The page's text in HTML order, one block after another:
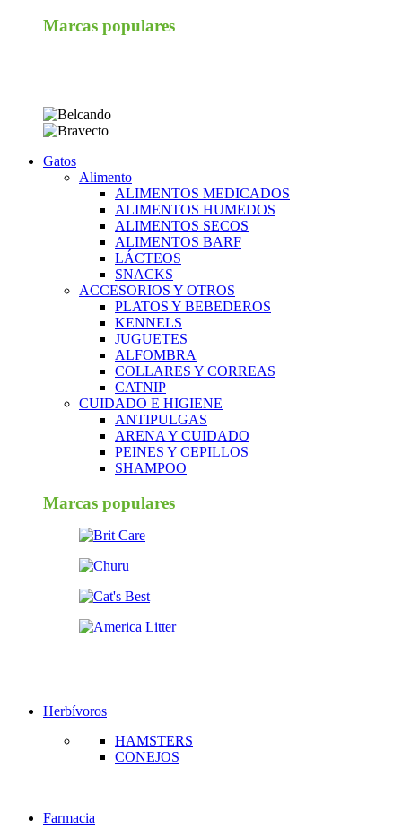
Marcas populares
Gatos
Alimento
ALIMENTOS MEDICADOS
ALIMENTOS HUMEDOS
ALIMENTOS SECOS
ALIMENTOS BARF
LÁCTEOS
SNACKS
ACCESORIOS Y OTROS
PLATOS Y BEBEDEROS
KENNELS
JUGUETES
ALFOMBRA
COLLARES Y CORREAS
CATNIP
CUIDADO E HIGIENE
ANTIPULGAS
ARENA Y CUIDADO
PEINES Y CEPILLOS
SHAMPOO
Marcas populares
Herbívoros
HAMSTERS
CONEJOS
Farmacia